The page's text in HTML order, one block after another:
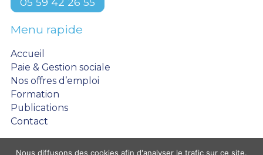
Menu rapide
Accueil
Paie & Gestion sociale
Nos offres d’emploi
Formation
Publications
Contact
Nous diffusons des cookies afin d'analyser le trafic sur ce site.